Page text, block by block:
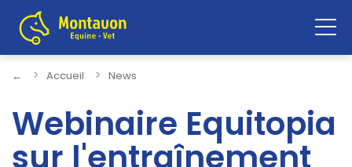
la
← Accueil News
Webinaire Equitopia
sur l'entraînement